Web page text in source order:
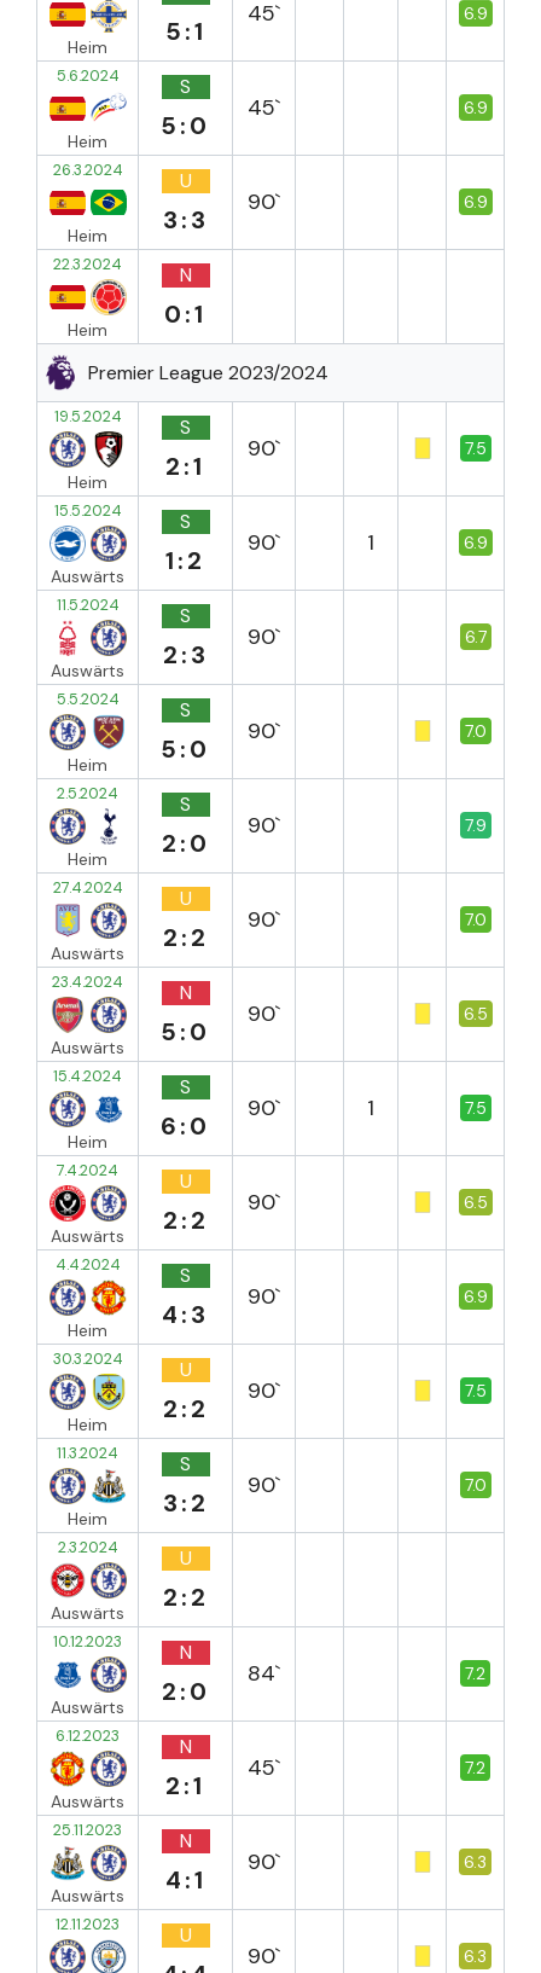
Heim 5:1
45` 6.9
5.6.2024
Heim
S
5:0
45` 6.9
26.3.2024
Heim
U
3:3
90` 6.9
22.3.2024
Heim
N
0:1
Premier League 2023/2024
19.5.2024
Heim
S
2:1
90` 7.5
15.5.2024
Auswärts
S
1:2
90` 1 6.9
11.5.2024
Auswärts
S
2:3
90` 6.7
5.5.2024
Heim
S
5:0
90` 7.0
2.5.2024
Heim
S
2:0
90` 7.9
27.4.2024
Auswärts
U
2:2
90` 7.0
23.4.2024
Auswärts
N
5:0
90` 6.5
15.4.2024
Heim
S
6:0
90` 1 7.5
7.4.2024
Auswärts
U
2:2
90` 6.5
4.4.2024
Heim
S
4:3
90` 6.9
30.3.2024
Heim
U
2:2
90` 7.5
11.3.2024
Heim
S
3:2
90` 7.0
2.3.2024
Auswärts
U
2:2
10.12.2023
Auswärts
N
2:0
84` 7.2
6.12.2023
Auswärts
N
2:1
45` 7.2
25.11.2023
Auswärts
N
4:1
90` 6.3
12.11.2023 U
90` 6.3